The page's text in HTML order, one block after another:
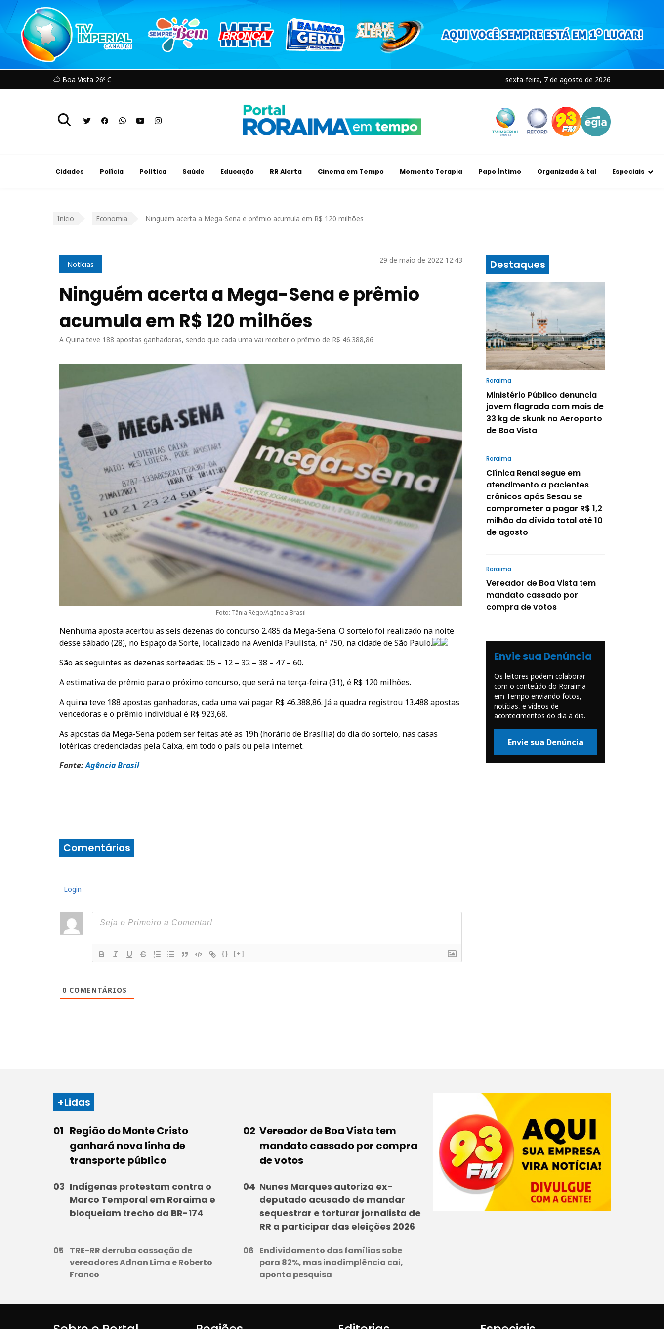
Boa Vista 26º C sexta-feira, 7 de agosto de 2026
Cidades Polícia Política Saúde Educação RR Alerta Cinema em Tempo Momento Terapia Papo Íntimo Organizada & tal Especiais
Início Economia Ninguém acerta a Mega-Sena e prêmio acumula em R$ 120 milhões
Notícias 29 de maio de 2022 12:43
Ninguém acerta a Mega-Sena e prêmio
acumula em R$ 120 milhões
A Quina teve 188 apostas ganhadoras, sendo que cada uma vai receber o prêmio de R$ 46.388,86
Foto: Tânia Rêgo/Agência Brasil
Nenhuma aposta acertou as seis dezenas do concurso 2.485 da Mega-Sena. O sorteio foi realizado na noite
desse sábado (28), no Espaço da Sorte, localizado na Avenida Paulista, nº 750, na cidade de São Paulo.
São as seguintes as dezenas sorteadas: 05 – 12 – 32 – 38 – 47 – 60.
A estimativa de prêmio para o próximo concurso, que será na terça-feira (31), é R$ 120 milhões.
A quina teve 188 apostas ganhadoras, cada uma vai pagar R$ 46.388,86. Já a quadra registrou 13.488 apostas
vencedoras e o prêmio individual é R$ 923,68.
As apostas da Mega-Sena podem ser feitas até as 19h (horário de Brasília) do dia do sorteio, nas casas
lotéricas credenciadas pela Caixa, em todo o país ou pela internet.
Fonte:Agência Brasil
Comentários
Login
{} [+]
0 COMENTÁRIOS
Destaques
Roraima
Ministério Público denuncia
jovem flagrada com mais de
33 kg de skunk no Aeroporto
de Boa Vista
Roraima
Clínica Renal segue em
atendimento a pacientes
crônicos após Sesau se
comprometer a pagar R$ 1,2
milhão da dívida total até 10
de agosto
Roraima
Vereador de Boa Vista tem
mandato cassado por
compra de votos
Envie sua Denúncia
Os leitores podem colaborar
com o conteúdo do Roraima
em Tempo enviando fotos,
notícias, e vídeos de
acontecimentos do dia a dia.
Envie sua Denúncia
+Lidas
Região do Monte Cristo
ganhará nova linha de
transporte público
Vereador de Boa Vista tem
mandato cassado por compra
de votos
Indígenas protestam contra o
Marco Temporal em Roraima e
bloqueiam trecho da BR-174
Nunes Marques autoriza ex-
deputado acusado de mandar
sequestrar e torturar jornalista de
RR a participar das eleições 2026
TRE-RR derruba cassação de
vereadores Adnan Lima e Roberto
Franco
Endividamento das famílias sobe
para 82%, mas inadimplência cai,
aponta pesquisa